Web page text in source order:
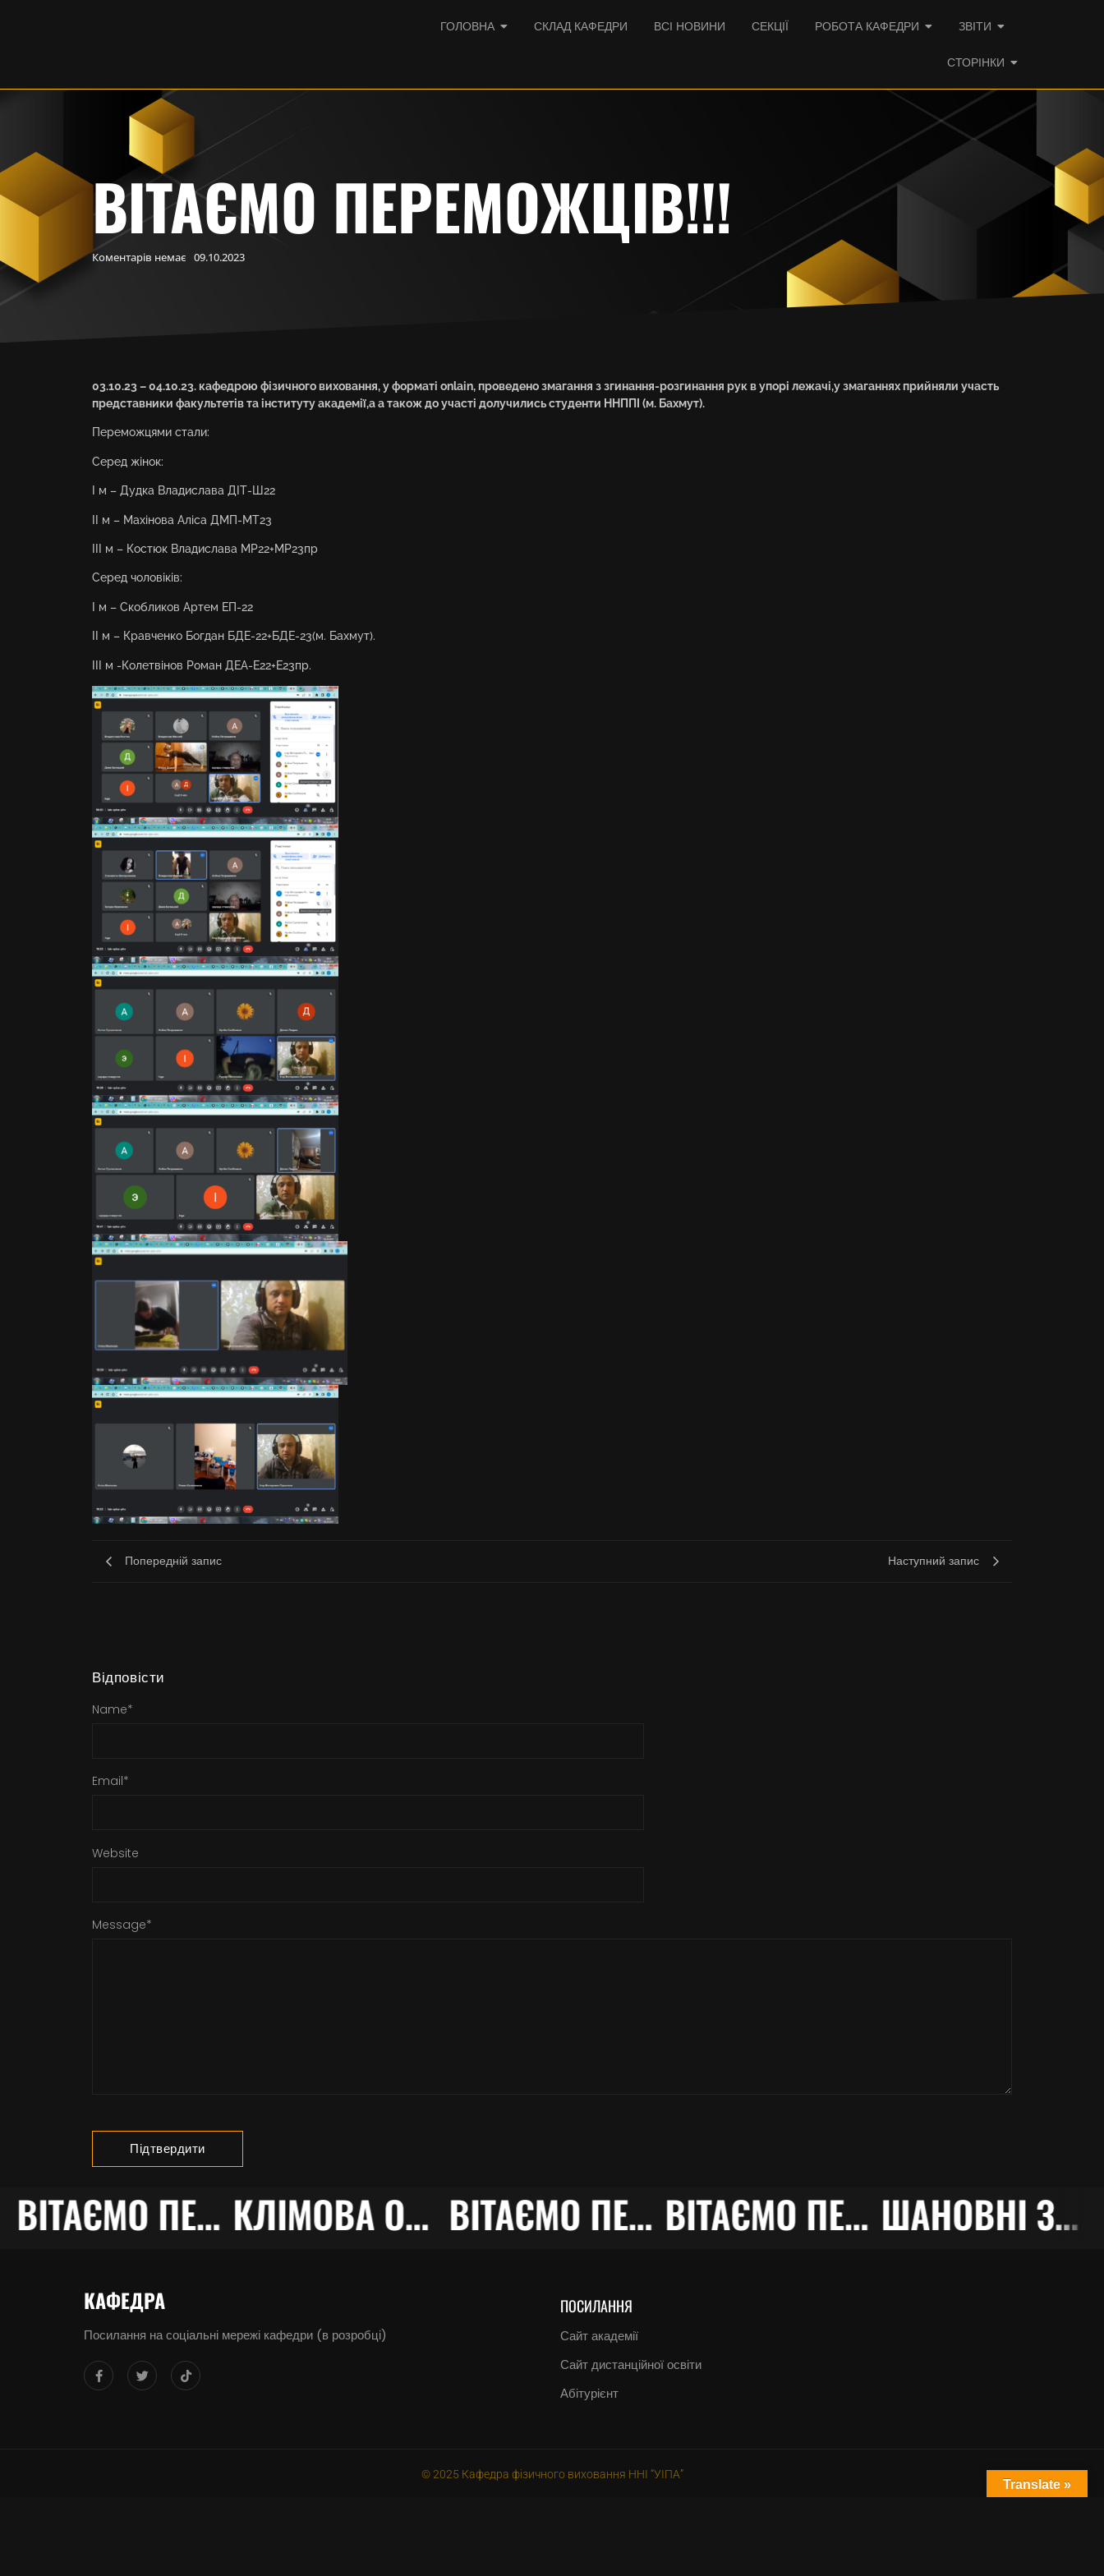
ГОЛОВНА СКЛАД КАФЕДРИ ВСІ НОВИНИ СЕКЦІЇ РОБОТА КАФЕДРИ ЗВІТИ
СТОРІНКИ
ВІТАЄМО ПЕРЕМОЖЦІВ!!!
Коментарів немає 09.10.2023
03.10.23 – 04.10.23. кафедрою фізичного виховання, у форматі onlain, проведено змагання з згинання-розгинання рук в упорі лежачі,у змаганнях прийняли участь
представники факультетів та інституту академії,а а також до участі долучились студенти ННППІ (м. Бахмут).
Переможцями стали:
Серед жінок:
І м – Дудка Владислава ДІТ-Ш22
ІІ м – Махінова Аліса ДМП-МТ23
ІІІ м – Костюк Владислава МР22+МР23пр
Серед чоловіків:
І м – Скобликов Артем ЕП-22
ІІ м – Кравченко Богдан БДЕ-22+БДЕ-23(м. Бахмут).
ІІІ м -Колетвінов Роман ДЕА-Е22+Е23пр.
Попередній запис Наступний запис
Відповісти
Message*
Name*
Email*
Website
ВІТАЄМО ПЕРЕМОЖЦІВ!!! КЛІМОВА ОЛЕНА ПЕРЕМОЖНИЦЯ ВСЕУКРАЇНСЬКИХ змагань”PARADIZ CUP”!!! ВІТАЄМО ПЕРЕМОЖЦІВ!!! ВІТАЄМО ПЕРЕМОЖЦІВ!!! ШАНОВНІ ЗДОБУВАЧІ ВИЩОЇ ОСВІТИ!
КАФЕДРА
Посилання на соціальні мережі кафедри (в розробці)
ПОСИЛАННЯ
Сайт академії
Сайт дистанційної освіти
Абітурієнт
© 2025 Кафедра фізичного виховання ННІ “УІПА”
Translate »